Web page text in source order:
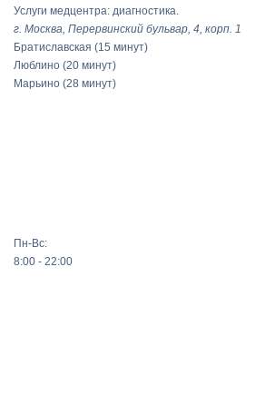
Услуги медцентра: диагностика.
г. Москва, Перервинский бульвар, 4, корп. 1
Братиславская (15 минут)
Люблино (20 минут)
Марьино (28 минут)
Пн-Вс:
8:00 - 22:00